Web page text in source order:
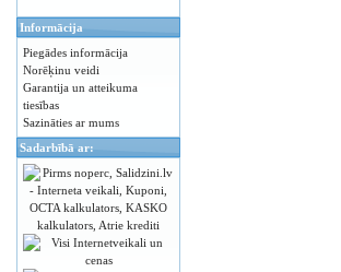
Informācija
Piegādes informācija
Norēķinu veidi
Garantija un atteikuma
tiesības
Sazināties ar mums
Sadarbībā ar: